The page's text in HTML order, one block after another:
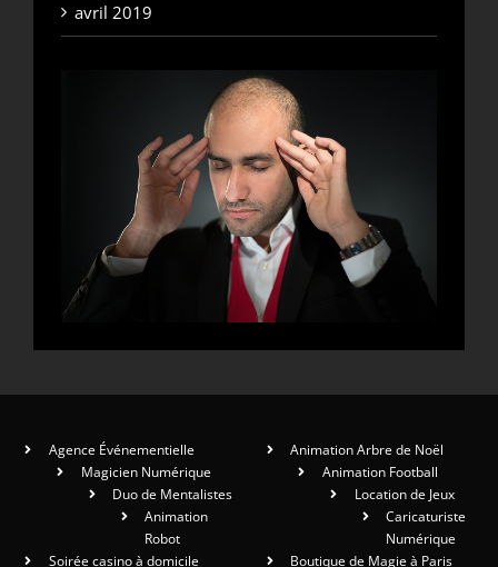
avril 2019
Agence Événementielle
Magicien Numérique
Duo de Mentalistes
Animation
Robot
Soirée casino à domicile
Animation Arbre de Noël
Animation Football
Location de Jeux
Caricaturiste
Numérique
Boutique de Magie à Paris